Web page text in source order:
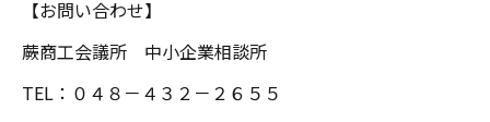
【お問い合わせ】
蕨商工会議所 中小企業相談所
TEL：０４８－４３２－２６５５